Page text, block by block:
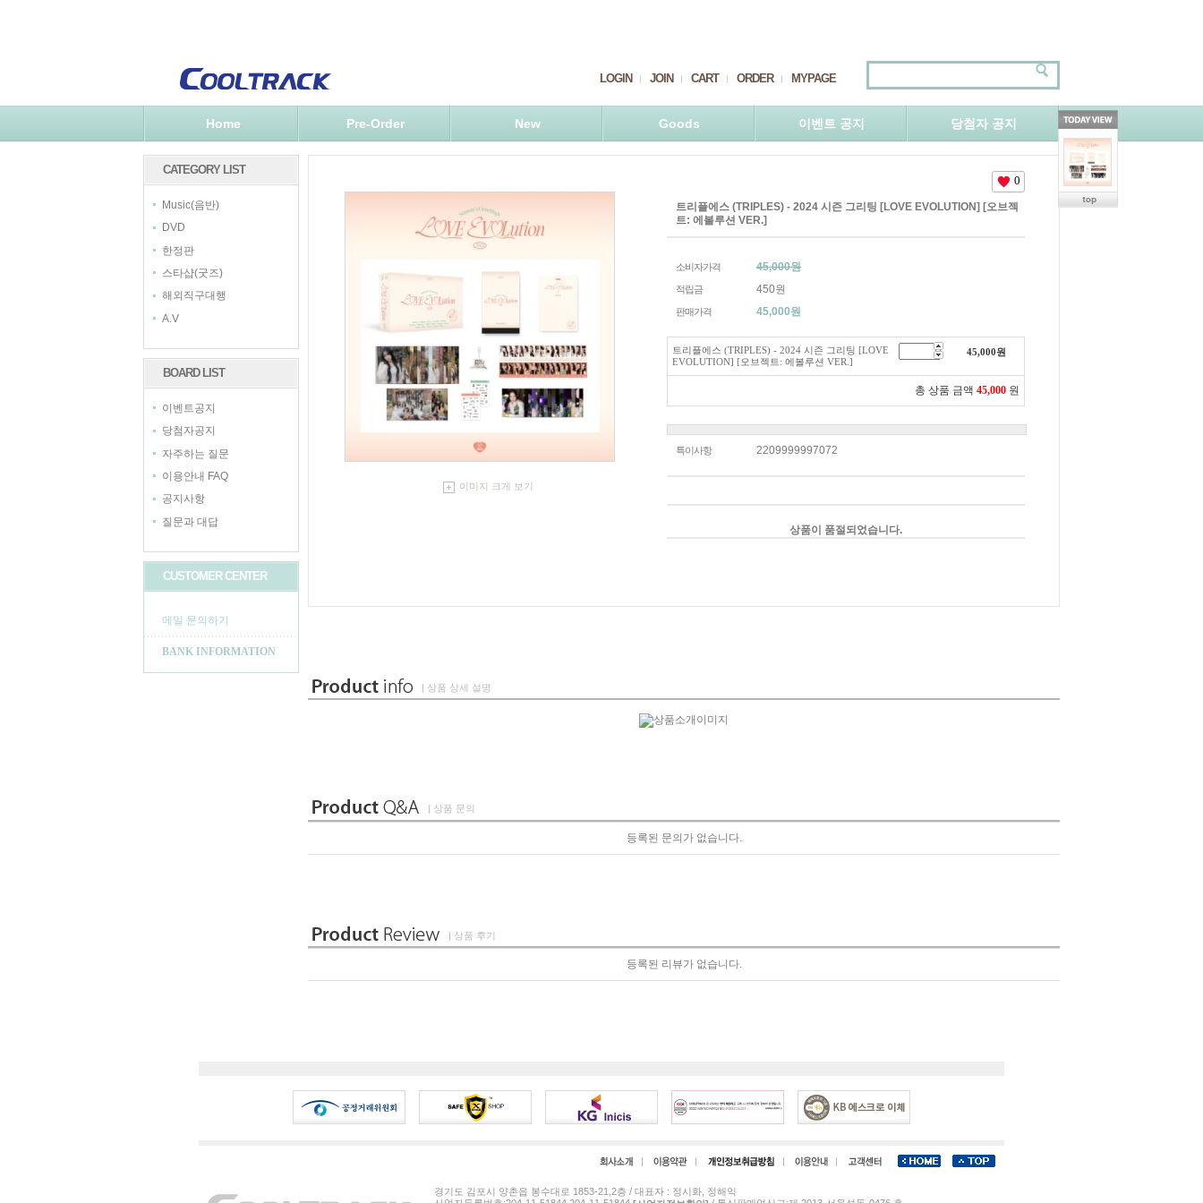
LOGIN JOIN CART ORDER MYPAGE
Home Pre-Order New Goods 이벤트 공지 당첨자 공지
CATEGORY LIST
Music(음반)
DVD
한정판
스타샵(굿즈)
해외직구대행
A.V
BOARD LIST
이벤트공지
당첨자공지
자주하는 질문
이용안내 FAQ
공지사항
질문과 대답
CUSTOMER CENTER
메일 문의하기
BANK INFORMATION
이미지 크게 보기
0
트리플에스 (TRIPLES) - 2024 시즌 그리팅 [LOVE EVOLUTION] [오브젝
트: 에볼루션 VER.]
소비자가격 45,000원
적립금 450원
판매가격 45,000원
트리플에스 (TRIPLES) - 2024 시즌 그리팅 [LOVE
EVOLUTION] [오브젝트: 에볼루션 VER.]
45,000원
총 상품 금액 45,000 원
특이사항 2209999997072
상품이 품절되었습니다.
| 상품 상세 설명
| 상품 문의
등록된 문의가 없습니다.
| 상품 후기
등록된 리뷰가 없습니다.
경기도 김포시 양촌읍 봉수대로 1853-21,2층 / 대표자 : 정시화, 정해익